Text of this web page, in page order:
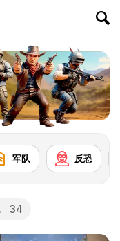
军队 反恐
34